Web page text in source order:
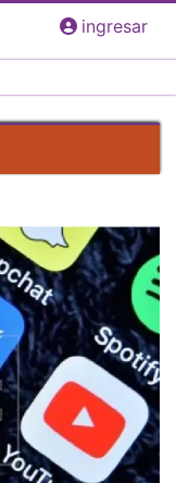
ingresar